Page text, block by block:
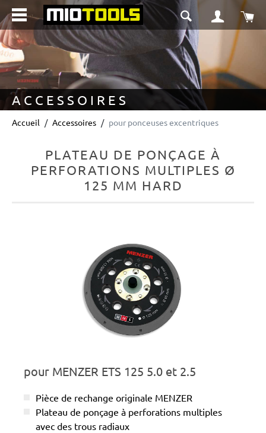
principal
ACCESSOIRES
Accueil Accessoires pour ponceuses excentriques
PLATEAU DE PONÇAGE À
PERFORATIONS MULTIPLES Ø
125 MM HARD
pour MENZER ETS 125 5.0 et 2.5
Pièce de rechange originale MENZER
Plateau de ponçage à perforations multiples
avec des trous radiaux